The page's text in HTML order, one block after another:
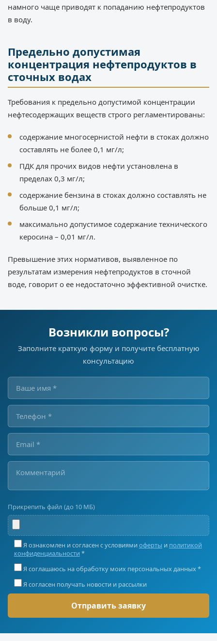
намного чаще приводят к попаданию нефтепродуктов
в воду.
Предельно допустимая
концентрация нефтепродуктов в
сточных водах
Требования к предельно допустимой концентрации
нефтесодержащих веществ строго регламентированы:
содержание многосернистой нефти в стоках должно
составлять не более 0,1 мг/л;
ПДК для прочих видов нефти установлена в
пределах 0,3 мг/л;
содержание бензина в стоках должно составлять не
больше 0,1 мг/л;
максимально допустимое содержание технического
керосина – 0,01 мг/л.
Превышение этих нормативов, выявленное по
результатам измерения нефтепродуктов в сточной
воде, говорит о ее недостаточно эффективной очистке.
Возникли вопросы?
Заполните краткую форму и получите бесплатную
консультацию
Прикрепить файл (до 10 МБ)
Я ознакомлен и согласен с условиями оферты и политикой
конфиденциальности *
Я соглашаюсь на обработку моих персональных данных *
Я согласен получать новости и рассылки